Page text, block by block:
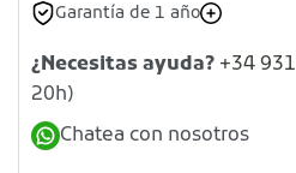
Garantía de 1 año
¿Necesitas ayuda? +34
20h)
Chatea con nosotros